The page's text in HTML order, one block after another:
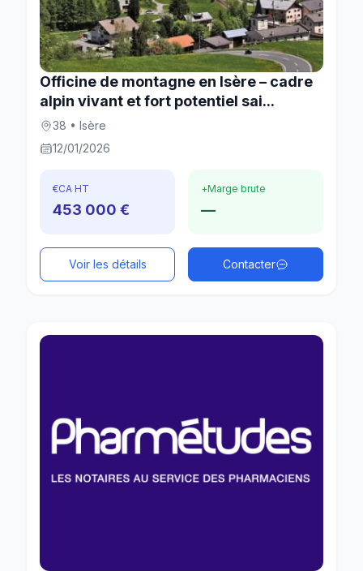
Officine de montagne en Isère – cadre
alpin vivant et fort potentiel sai...
38 • Isère
12/01/2026
€CA HT
453 000 €
+Marge brute
—
Voir les détails Contacter